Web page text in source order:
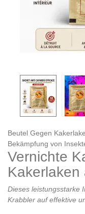
Beutel Gegen
Bekämpfung von
Vernichte
Kakerlaken
Dieses leistungsstarke
Krabbler auf effektive